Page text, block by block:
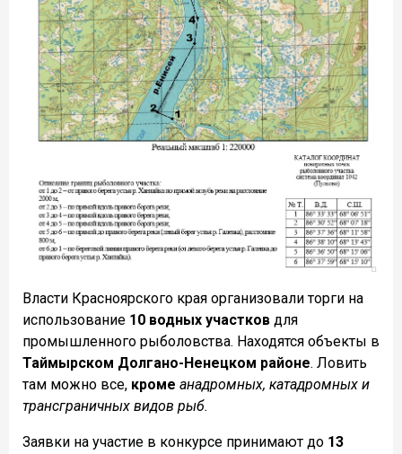
Власти Красноярского края организовали торги на
использование 10 водных участков для
промышленного рыболовства. Находятся объекты в
Таймырском Долгано-Ненецком районе. Ловить
там можно все, кроме анадромных, катадромных и
трансграничных видов рыб.
Заявки на участие в конкурсе принимают до 13